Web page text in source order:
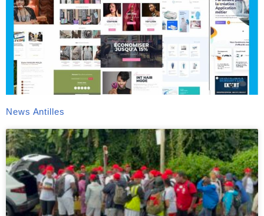
News Antilles